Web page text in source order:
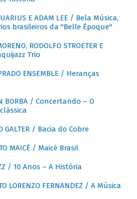
E ADAM LEE / Bela Música,
brasileiros da "Belle Époque"
RODOLFO STROETER E
Trio
ENSEMBLE / Heranças
BORBA / Concertando – O
GALTER / Bacia do Cobre
MAICÉ / Maicé Brasil
/ 10 Anos – A História
LORENZO FERNANDEZ / A Música